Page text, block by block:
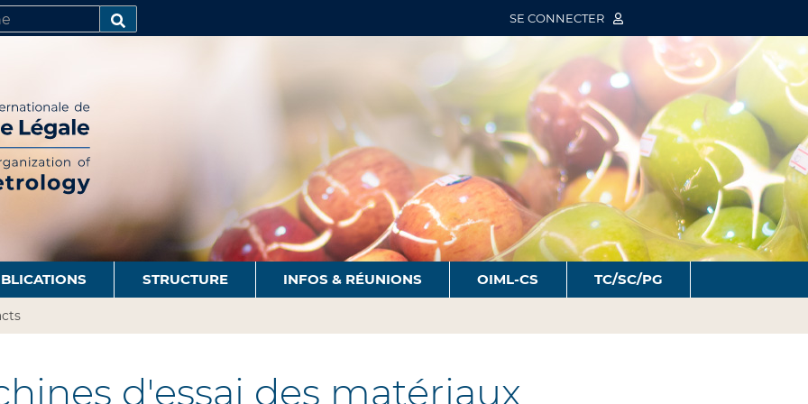
SE CONNECTER
STRUCTURE INFOS & RÉUNIONS OIML-CS TC/SC/PG
d'essai des matériaux